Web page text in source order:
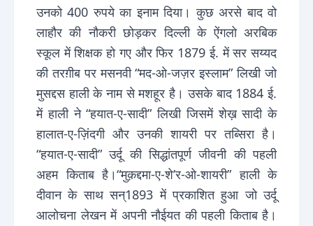
उनको 400 रुपये का इनाम दिया। कुछ अरसे बाद वो
लाहौर की नौकरी छोड़कर दिल्ली के ऐंगलो अरबिक
स्कूल में शिक्षक हो गए और फिर 1879 ई. में सर सय्यद
की तरग़ीब पर मसनवी “मद-ओ-जज़र इस्लाम” लिखी जो
मुसद्दस हाली के नाम से मशहूर है। उसके बाद 1884 ई.
में हाली ने “हयात-ए-सादी” लिखी जिसमें शेख़ सादी के
हालात-ए-ज़िंदगी और उनकी शायरी पर तब्सिरा है।
“हयात-ए-सादी” उर्दू की सिद्धांतपूर्ण जीवनी की पहली
अहम किताब है।“मुक़द्दमा-ए-शे’र-ओ-शायरी” हाली के
दीवान के साथ सन्1893 में प्रकाशित हुआ जो उर्दू
आलोचना लेखन में अपनी नौईयत की पहली किताब है।